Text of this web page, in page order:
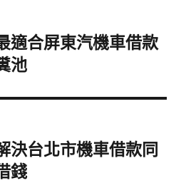
適合屏東汽機車借款
池
決台北市機車借款同
錢